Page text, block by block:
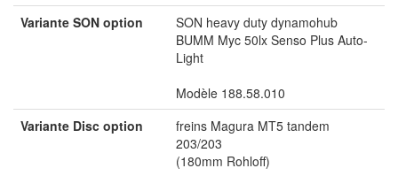
Variante SON option
SON heavy duty dynamohub
BUMM Myc 50lx Senso Plus Auto-
Light
Modèle 188.58.010
Variante Disc option
freins Magura MT5 tandem
203/203
(180mm Rohloff)